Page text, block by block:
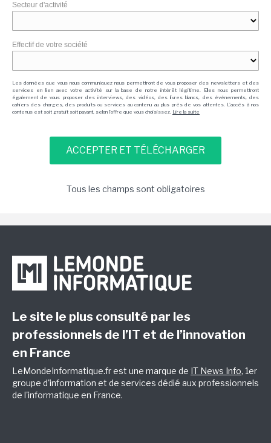
Secteur d'activité
Effectif de votre société
Les données que vous nous communiquez nous permettront de vous proposer des newsletters et des
services en lien avec votre activité sur la base de notre intérêt légitime. Elles nous permettront
également de vous proposer des interviews, des vidéos, des livres blancs, des événements, des
cahiers des charges, des produits ou services au contenu au plus près de vos attentes. L'accès à nos
contenus est soit gratuit soit payant, selon l'offre que vous choisissez. Lire la suite
Tous les champs sont obligatoires
Le site le plus consulté par les
professionnels de l’IT et de l’innovation
en France
LeMondeInformatique.fr est une marque de IT News Info, 1er
groupe d'information et de services dédié aux professionnels
de l'informatique en France.